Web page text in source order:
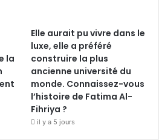
la
Elle aurait pu vivre dans le
luxe, elle a préféré
construire la plus
ancienne université du
monde. Connaissez-vous
l’histoire de Fatima Al-
Fihriya ?
il y a 5 jours